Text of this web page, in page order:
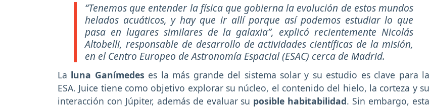
“Tenemos que entender la física que gobierna la evolución de estos mundos
helados acuáticos, y hay que ir allí porque así podemos estudiar lo que
pasa en lugares similares de la galaxia”, explicó recientemente Nicolás
Altobelli, responsable de desarrollo de actividades científicas de la misión,
en el Centro Europeo de Astronomía Espacial (ESAC) cerca de Madrid.
La luna Ganímedes es la más grande del sistema solar y su estudio es clave para la
ESA. Juice tiene como objetivo explorar su núcleo, el contenido del hielo, la corteza y su
interacción con Júpiter, además de evaluar su posible habitabilidad. Sin embargo, esta